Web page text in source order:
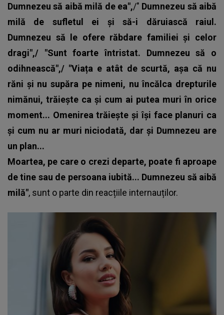
Dumnezeu să aibă milă de ea",/" Dumnezeu să aibă
milă de sufletul ei și să-i dăruiască raiul.
Dumnezeu să le ofere răbdare familiei și celor
dragi",/ "Sunt foarte întristat. Dumnezeu să o
odihnească",/ "Viața e atât de scurtă, așa că nu
răni și nu supăra pe nimeni, nu încălca drepturile
nimănui, trăiește ca și cum ai putea muri în orice
moment... Omenirea trăiește și își face planuri ca
și cum nu ar muri niciodată, dar și Dumnezeu are
un plan...
Moartea, pe care o crezi departe, poate fi aproape
de tine sau de persoana iubită... Dumnezeu să aibă
milă", sunt o parte din reacțiile internauților.